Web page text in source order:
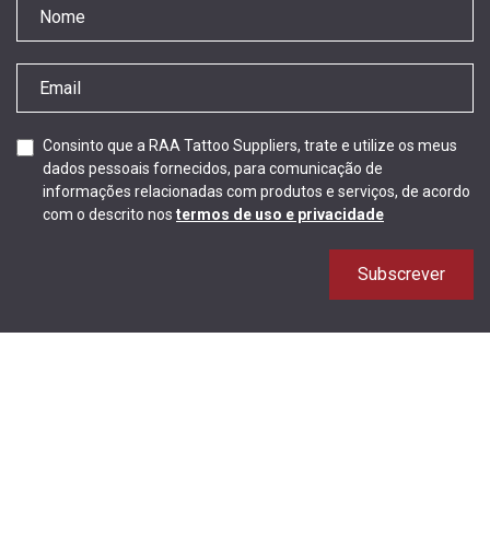
Consinto que a RAA Tattoo Suppliers, trate e utilize os meus
dados pessoais fornecidos, para comunicação de
informações relacionadas com produtos e serviços, de acordo
com o descrito nos termos de uso e privacidade
Subscrever